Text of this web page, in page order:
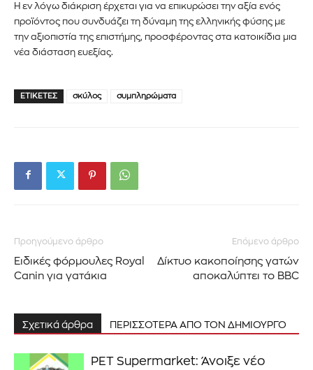
ΕΓΓΡΑΦΉ!
Η εν λόγω διάκριση έρχεται για να επικυρώσει την αξία ενός
προϊόντος που συνδυάζει τη δύναμη της ελληνικής φύσης με
την αξιοπιστία της επιστήμης, προσφέροντας στα κατοικίδια μια
νέα διάσταση ευεξίας.
ΕΤΙΚΈΤΕΣ σκύλος συμπληρώματα
Προηγούμενο άρθρο
Ειδικές φόρμουλες Royal
Canin για γατάκια
Επόμενο άρθρο
Δίκτυο κακοποίησης γατών
αποκαλύπτει το BBC
Σχετικά άρθρα ΠΕΡΙΣΣΟΤΕΡΑ ΑΠΟ ΤΟΝ ΔΗΜΙΟΥΡΓΟ
PET Supermarket: Άνοιξε νέο